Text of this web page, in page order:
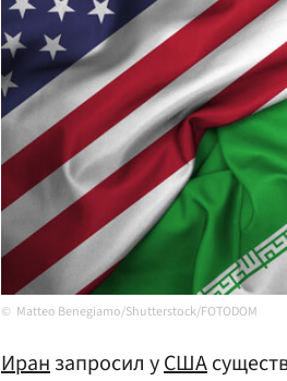
Matteo Benegiamo/Shutterstock/FOTODOM
Иранзапросил уСША